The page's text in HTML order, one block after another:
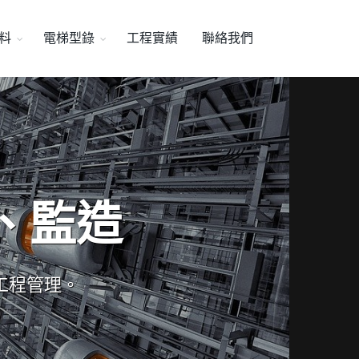
電梯型錄 工程實績 聯絡我們
監造
程管理。